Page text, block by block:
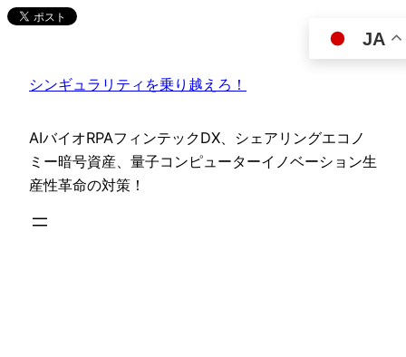
内
ス
ッ
プ
シンギュラリティを乗り越えろ！
AIバイオRPAフィンテックDX、シェアリングエコノ
ミー暗号資産、量子コンピューターイノベーション生
産性革命の対策！
JA